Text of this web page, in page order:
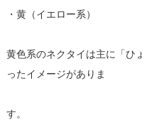
・黄（イエロー系）
黄色系のネクタイは主に「ひ
ったイメージがありま
す。